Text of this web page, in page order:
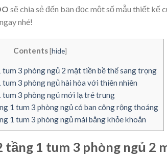
sẽ chia sẻ đến bạn đọc một số mẫu thiết kế
nhé!
Contents[hide]
tum 3 phòng ngủ 2 mặt tiền bề thế sang trọng
tum 3 phòng ngủ hài hòa với thiên nhiên
tum 3 phòng ngủ mới lạ trẻ trung
1 tum 3 phòng ngủ có ban công rộng thoáng
1 tum 3 phòng ngủ mái bằng khỏe khoắn
tầng 1 tum 3 phòng ngủ 2